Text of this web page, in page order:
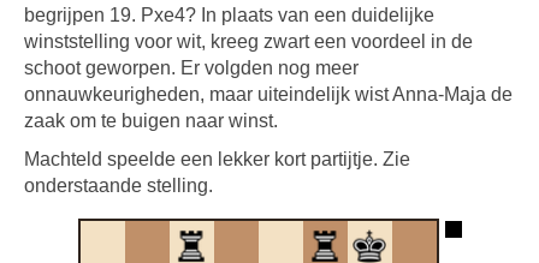
begrijpen 19. Pxe4? In plaats van een duidelijke
winststelling voor wit, kreeg zwart een voordeel in de
schoot geworpen. Er volgden nog meer
onnauwkeurigheden, maar uiteindelijk wist Anna-Maja de
zaak om te buigen naar winst.
Machteld speelde een lekker kort partijtje. Zie
onderstaande stelling.